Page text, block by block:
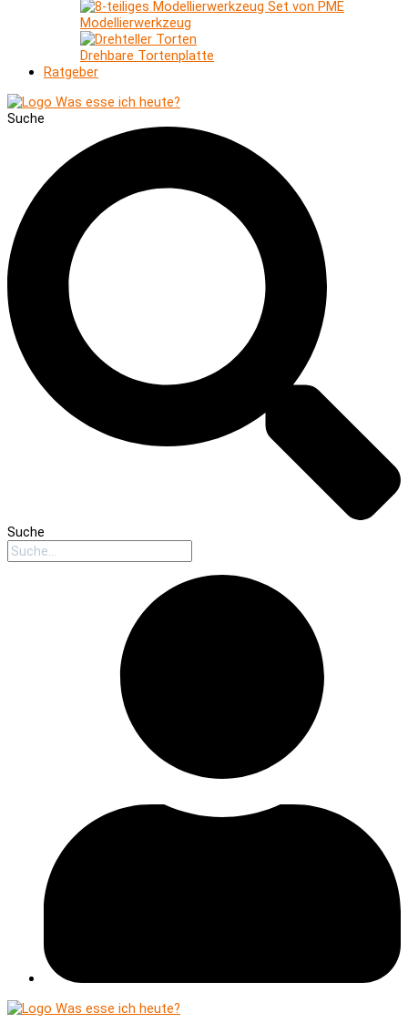
Modellierwerkzeug
Drehbare Tortenplatte
Ratgeber
Suche
Suche